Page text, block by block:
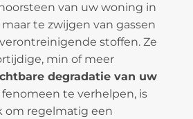
van uw woning in
te zwijgen van gassen
stoffen. Ze
min of meer
degradatie van uw
fenomeen te verhelpen, is
om regelmatig een